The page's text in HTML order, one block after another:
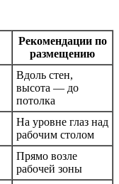
Рекомендации по
размещению
Вдоль стен,
высота — до
потолка
На уровне глаз над
рабочим столом
Прямо возле
рабочей зоны